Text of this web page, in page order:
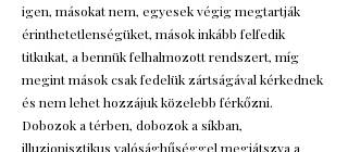
igen, másokat nem, egyesek végig megtartják
érinthetetlenségüket, mások inkább felfedik
titkukat, a bennük felhalmozott rendszert, míg
megint mások csak fedelük zártságával kérkednek
és nem lehet hozzájuk közelebb férkőzni.
Dobozok a térben, dobozok a síkban,
illuzionisztikus valósághűséggel megjátszva a